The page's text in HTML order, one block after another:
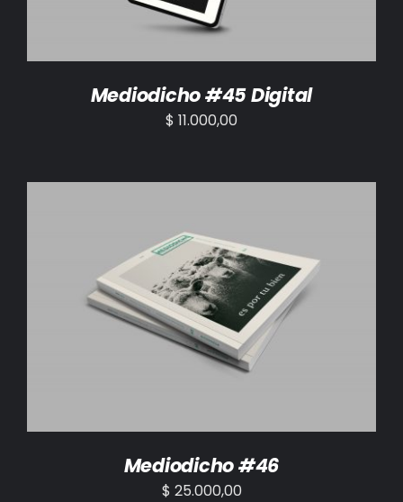
Mediodicho #45 Digital
$ 11.000,00
AÑADIR AL CARRITO DETALLES
Mediodicho #46
$ 25.000,00